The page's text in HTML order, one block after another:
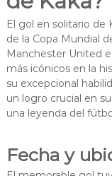
El gol en solitario de
de la Copa Mundial
Manchester United
más icónicos en la
su excepcional
un logro crucial en
una leyenda del
Fecha y